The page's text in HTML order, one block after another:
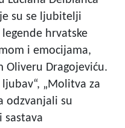
su se ljubitelji
hrvatske
i emocijama,
Oliveru Dragojeviću.
ljubav“, „Molitva za
odzvanjali su
sastava